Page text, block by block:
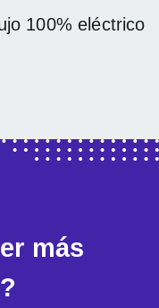
100% eléctrico
más